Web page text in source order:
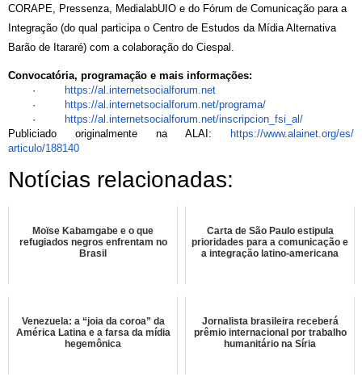
CORAPE, Pressenza, MedialabUIO e do Fórum de Comunicação para a
Integração (do qual participa o Centro de Estudos da Mídia Alternativa
Barão de Itararé) com a colaboração do Ciespal.
Convocatória, programação e mais informações:
·
https://al. internetsocialforum.net
·
https://al. internetsocialforum.net/programa/
·
https://al. internetsocialforum.net/inscripcion_fsi_al/
Publiciado originalmente na ALAI:
https://www.alainet.org/es/
articulo/188140
Notícias relacionadas:
Moïse Kabamgabe e o que
refugiados negros enfrentam no
Brasil
Carta de São Paulo estipula
prioridades para a comunicação e
a integração latino-americana
Venezuela: a “joia da coroa” da
América Latina e a farsa da mídia
hegemônica
Jornalista brasileira receberá
prêmio internacional por trabalho
humanitário na Síria